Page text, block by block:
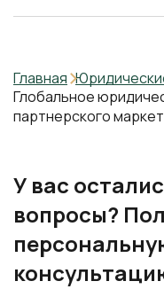
Главная
Глобальное
партнерского
У вас
вопросы?